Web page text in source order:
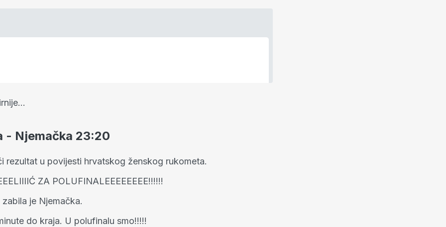
- Njemačka 23:20
rezultat u povijesti hrvatskog ženskog rukometa.
ZA POLUFINALEEEEEEEE!!!!!!
je Njemačka.
do kraja. U polufinalu smo!!!!!